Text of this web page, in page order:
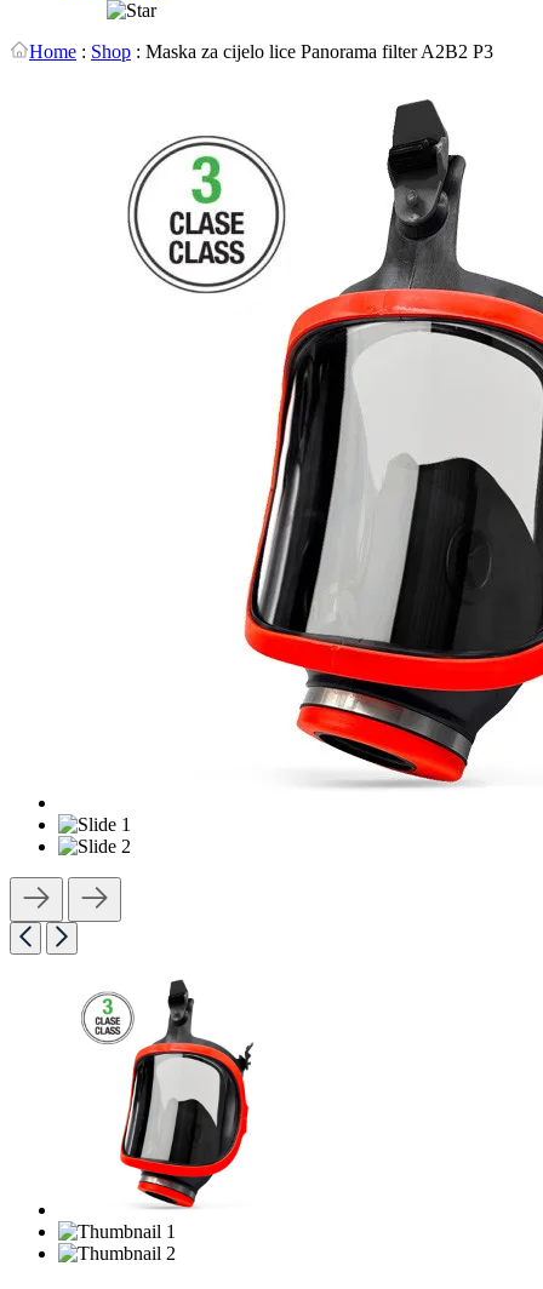
Home : Shop : Maska za cijelo lice Panorama filter A2B2 P3